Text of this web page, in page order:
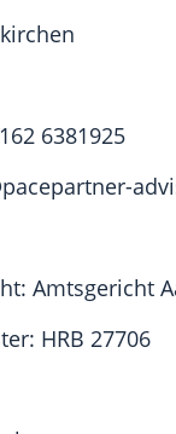
6381925
Amtsgericht
HRB 27706